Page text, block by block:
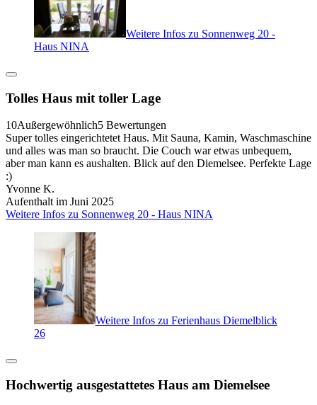
Weitere Infos zu Sonnenweg 20 -
Haus NINA
Tolles Haus mit toller Lage
10Außergewöhnlich5 Bewertungen
Super tolles eingerichtetet Haus. Mit Sauna, Kamin, Waschmaschine
und alles was man so braucht. Die Couch war etwas unbequem,
aber man kann es aushalten. Blick auf den Diemelsee. Perfekte Lage
:)
Yvonne K.
Aufenthalt im Juni 2025
Weitere Infos zu Sonnenweg 20 - Haus NINA
Weitere Infos zu Ferienhaus Diemelblick
26
Hochwertig ausgestattetes Haus am Diemelsee